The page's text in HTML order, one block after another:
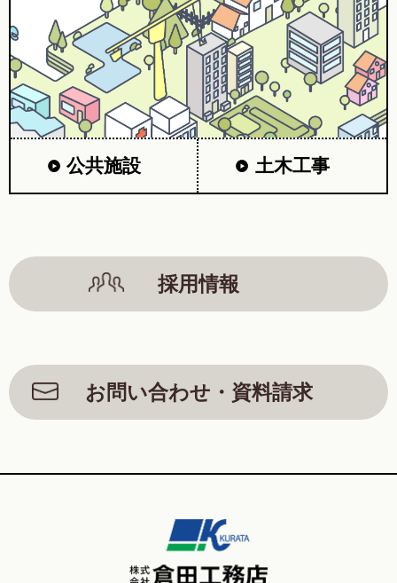
公共施設 土木工事
採用情報
お問い合わせ・資料請求